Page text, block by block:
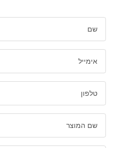
שם
אימייל
טלפון
שם המוצר